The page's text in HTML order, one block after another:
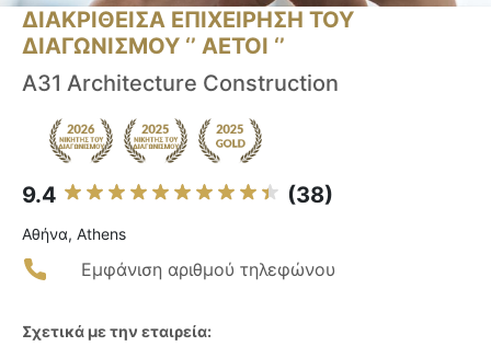
ΔΙΑΚΡΙΘΕΙΣΑ ΕΠΙΧΕΙΡΗΣΗ ΤΟΥ
ΔΙΑΓΩΝΙΣΜΟΥ ‘’ ΑΕΤΟΙ ‘’
A31 Architecture Construction
9.4 (38)
Αθήνα, Athens
Εμφάνιση αριθμού τηλεφώνου
Σχετικά με την εταιρεία: